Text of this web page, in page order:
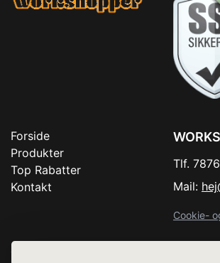
Forside
Produkter
Top Rabatter
Kontakt
Tlf.
Mail:
Cookie-